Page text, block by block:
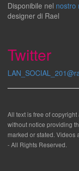
Disponibile nel nostro
designer di Rael
Twitter
All text is free of
without notice providing
marked or stated.
- All Rights Reserved.